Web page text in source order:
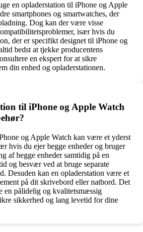
en opladerstation til iPhone og Apple
smartphones og smartwatches, der
Dog kan der være visse
især hvis du
der er specifikt designet til iPhone og
bedst at tjekke producentens
en ekspert for at sikre
din enhed og opladerstationen.
til iPhone og Apple Watch
og Apple Watch kan være et yderst
hvis du ejer begge enheder og bruger
af begge enheder samtidig på en
og besvær ved at bruge separate
Desuden kan en opladerstation være et
på dit skrivebord eller natbord. Det
en pålidelig og kvalitetsmæssig
sikkerhed og lang levetid for dine